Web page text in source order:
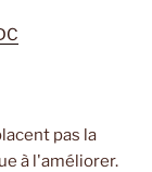
pas la
à l'améliorer.